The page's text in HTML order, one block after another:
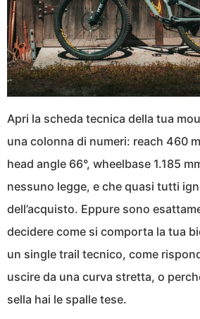
Apri la scheda tecnica della tua
una colonna di numeri: reach 460
head angle 66°, wheelbase 1.185
nessuno legge, e che quasi tutti
dell’acquisto. Eppure sono
decidere come si comporta la tua
un single trail tecnico, come
uscire da una curva stretta, o
sella hai le spalle tese.